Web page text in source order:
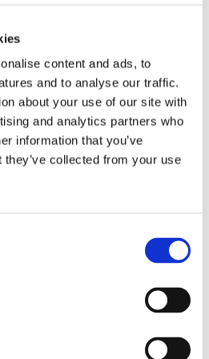
content and ads, to
and to analyse our traffic.
about your use of our site with
and analytics partners who
information that you’ve
collected from your use
υπηρεσίες για το
οικογένειας Αλιφραγκή σάς